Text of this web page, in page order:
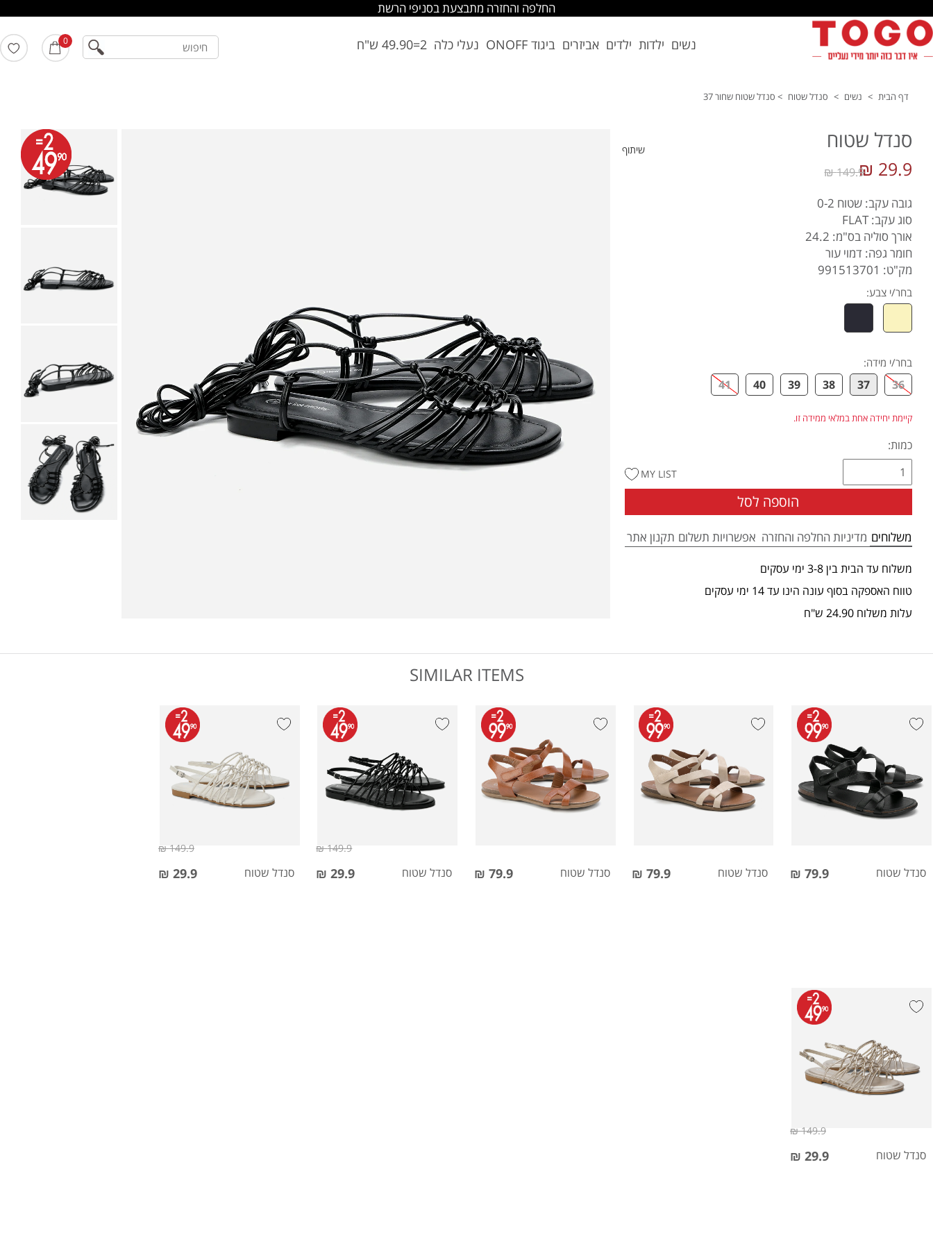
החלפה והחזרה מתבצעת בסניפי הרשת
נשים ילדות ילדים אביזרים ביגוד ONOFF נעלי כלה 2=49.90 ש"ח 0 חיפוש
דף הבית > נשים > סנדל שטוח > סנדל שטוח שחור 37
שיתוף סנדל שטוח
29.9 ₪
149.9 ₪
גובה עקב: שטוח 0-2
סוג עקב: FLAT
אורך סוליה בס"מ: 24.2
חומר גפה: דמוי עור
מק"ט: 991513701
בחר/י צבע:
בחר/י מידה:
36
37
38
39
40
41
קיימת יחידה אחת במלאי ממידה זו.
כמות:
הוספה לסל
MY LIST
משלוחים מדיניות החלפה והחזרה אפשרויות תשלום תקנון אתר
משלוח עד הבית בין 3-8 ימי עסקים
טווח האספקה בסוף עונה הינו עד 14 ימי עסקים
עלות משלוח 24.90 ש"ח
SIMILAR ITEMS
סנדל שטוח 79.9 ₪ סנדל שטוח 79.9 ₪ סנדל שטוח 79.9 ₪ סנדל שטוח 29.9 ₪
149.9 ₪
סנדל שטוח 29.9 ₪
149.9 ₪
סנדל שטוח 29.9 ₪
149.9 ₪